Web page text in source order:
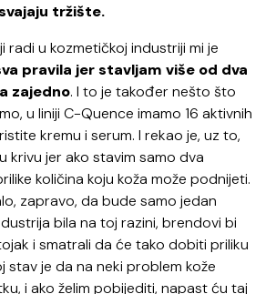
tržište.
radi u kozmetičkoj industriji mi je
pravila jer stavljam više od dva
zajedno. I to je također nešto što
u liniji C-Quence imamo 16 aktivnih
kremu i serum. I rekao je, uz to,
krivu jer ako stavim samo dva
količina koju koža može podnijeti.
zapravo, da bude samo jedan
bila na toj razini, brendovi bi
i smatrali da će tako dobiti priliku
stav je da na neki problem kože
i ako želim pobijediti, napast ću taj